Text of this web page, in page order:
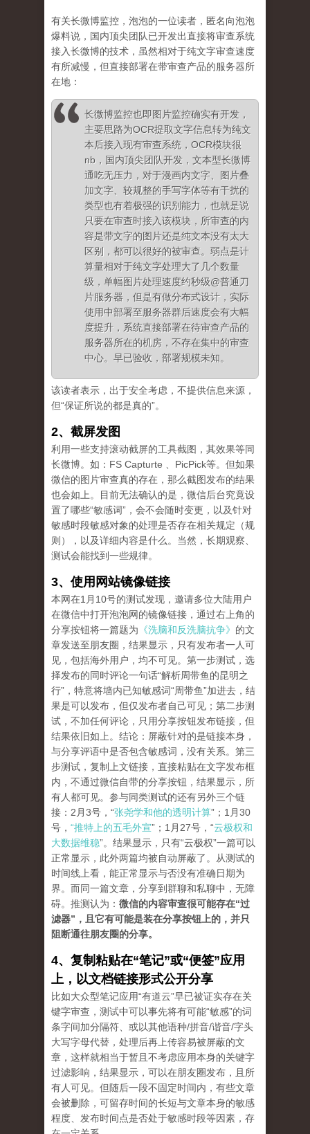
有关长微博监控，泡泡的一位读者，匿名向泡泡
爆料说，国内顶尖团队已开发出直接将审查系统
接入长微博的技术，虽然相对于纯文字审查速度
有所减慢，但直接部署在带审查产品的服务器所
在地：
长微博监控也即图片监控确实有开发，
主要思路为OCR提取文字信息转为纯文
本后接入现有审查系统，OCR模块很
nb，国内顶尖团队开发，文本型长微博
通吃无压力，对于漫画内文字、图片叠
加文字、较规整的手写字体等有干扰的
类型也有着极强的识别能力，也就是说
只要在审查时接入该模块，所审查的内
容是带文字的图片还是纯文本没有太大
区别，都可以很好的被审查。弱点是计
算量相对于纯文字处理大了几个数量
级，单幅图片处理速度约秒级@普通刀
片服务器，但是有做分布式设计，实际
使用中部署至服务器群后速度会有大幅
度提升，系统直接部署在待审查产品的
服务器所在的机房，不存在集中的审查
中心。早已验收，部署规模未知。
该读者表示，出于安全考虑，不提供信息来源，
但“保证所说的都是真的”。
2、截屏发图
利用一些支持滚动截屏的工具截图，其效果等同
长微博。如：FS Capturte 、PicPick等。但如果
微信的图片审查真的存在，那么截图发布的结果
也会如上。目前无法确认的是，微信后台究竟设
置了哪些“敏感词”，会不会随时变更，以及针对
敏感时段敏感对象的处理是否存在相关规定（规
则），以及详细内容是什么。当然，长期观察、
测试会能找到一些规律。
3、使用网站镜像链接
本网在1月10号的测试发现，邀请多位大陆用户
在微信中打开泡泡网的镜像链接，通过右上角的
分享按钮将一篇题为 《洗脑和反洗脑抗争》 的文
章发送至朋友圈，结果显示，只有发布者一人可
见，包括海外用户，均不可见。第一步测试，选
择发布的同时评论一句话“解析周带鱼的昆明之
行”，特意将墙内已知敏感词“周带鱼”加进去，结
果是可以发布，但仅发布者自己可见；第二步测
试，不加任何评论，只用分享按钮发布链接，但
结果依旧如上。结论：屏蔽针对的是链接本身，
与分享评语中是否包含敏感词，没有关系。第三
步测试，复制上文链接，直接粘贴在文字发布框
内，不通过微信自带的分享按钮，结果显示，所
有人都可见。参与同类测试的还有另外三个链
接：2月3号，“张尧学和他的透明计算”；1月30
号， “推特上的五毛外宣”；1月27号，“云极权和
大数据维稳”。结果显示，只有“云极权”一篇可以
正常显示，此外两篇均被自动屏蔽了。从测试的
时间线上看，能正常显示与否没有准确日期为
界。而同一篇文章，分享到群聊和私聊中，无障
碍。推测认为： 微信的内容审查很可能存在“过
滤器”，且它有可能是装在分享按钮上的，并只
阻断通往朋友圈的分享。
4、复制粘贴在“笔记”或“便签”应用
上，以文档链接形式公开分享
比如大众型笔记应用“有道云”早已被证实存在关
键字审查，测试中可以事先将有可能“敏感”的词
条字间加分隔符、或以其他语种/拼音/谐音/字头
大写字母代替，处理后再上传容易被屏蔽的文
章，这样就相当于暂且不考虑应用本身的关键字
过滤影响，结果显示，可以在朋友圈发布，且所
有人可见。但随后一段不固定时间内，有些文章
会被删除，可留存时间的长短与文章本身的敏感
程度、发布时间点是否处于敏感时段等因素，存